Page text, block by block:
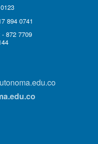
894 0741
872 7709